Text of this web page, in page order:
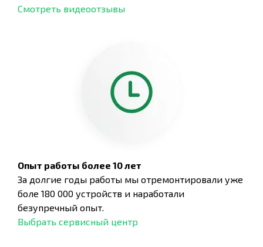
Смотреть видеоотзывы
Опыт работы более 10 лет
За долгие годы работы мы отремонтировали уже
боле 180 000 устройств и наработали
безупречный опыт.
Выбрать сервисный центр